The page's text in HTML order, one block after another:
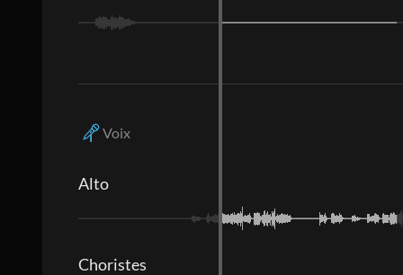
Voix
Alto
Choristes